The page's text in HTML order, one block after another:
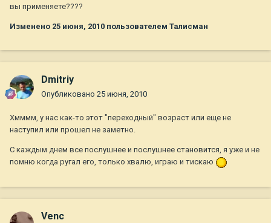
вы применяете????
Изменено 25 июня, 2010 пользователем Талисман
Dmitriy
Опубликовано 25 июня, 2010
Хмммм, у нас как-то этот "переходный" возраст или еще не
наступил или прошел не заметно.
С каждым днем все послушнее и послушнее становится, я уже и не
помню когда ругал его, только хвалю, играю и тискаю
Venc